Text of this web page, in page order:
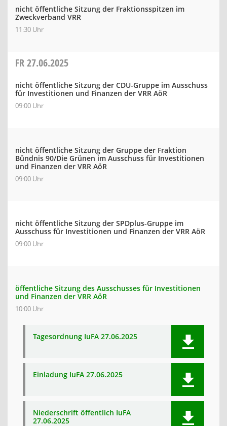
nicht öffentliche Sitzung der Fraktionsspitzen im
Zweckverband VRR
11:30 Uhr
FR27.06.2025
nicht öffentliche Sitzung der CDU-Gruppe im Ausschuss
für Investitionen und Finanzen der VRR AöR
09:00 Uhr
nicht öffentliche Sitzung der Gruppe der Fraktion
Bündnis 90/Die Grünen im Ausschuss für Investitionen
und Finanzen der VRR AöR
09:00 Uhr
nicht öffentliche Sitzung der SPDplus-Gruppe im
Ausschuss für Investitionen und Finanzen der VRR AöR
09:00 Uhr
öffentliche Sitzung des Ausschusses für Investitionen
und Finanzen der VRR AöR
10:00 Uhr
Tagesordnung IuFA 27.06.2025
Einladung IuFA 27.06.2025
Niederschrift öffentlich IuFA
27.06.2025